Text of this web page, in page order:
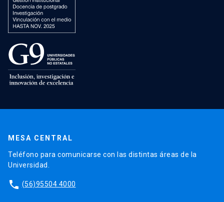
MESA CENTRAL
Teléfono para comunicarse con las distintas áreas de la
Universidad.
phone (56)95504 4000